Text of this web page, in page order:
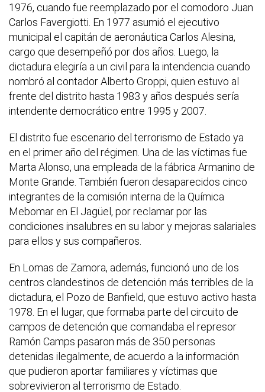
1976, cuando fue reemplazado por el comodoro Juan
Carlos Favergiotti. En 1977 asumió el ejecutivo
municipal el capitán de aeronáutica Carlos Alesina,
cargo que desempeñó por dos años. Luego, la
dictadura elegiría a un civil para la intendencia cuando
nombró al contador Alberto Groppi, quien estuvo al
frente del distrito hasta 1983 y años después sería
intendente democrático entre 1995 y 2007.
El distrito fue escenario del terrorismo de Estado ya
en el primer año del régimen. Una de las víctimas fue
Marta Alonso, una empleada de la fábrica Armanino de
Monte Grande. También fueron desaparecidos cinco
integrantes de la comisión interna de la Química
Mebomar en El Jagüel, por reclamar por las
condiciones insalubres en su labor y mejoras salariales
para ellos y sus compañeros.
En Lomas de Zamora, además, funcionó uno de los
centros clandestinos de detención más terribles de la
dictadura, el Pozo de Banfield, que estuvo activo hasta
1978. En el lugar, que formaba parte del circuito de
campos de detención que comandaba el represor
Ramón Camps pasaron más de 350 personas
detenidas ilegalmente, de acuerdo a la información
que pudieron aportar familiares y víctimas que
sobrevivieron al terrorismo de Estado.